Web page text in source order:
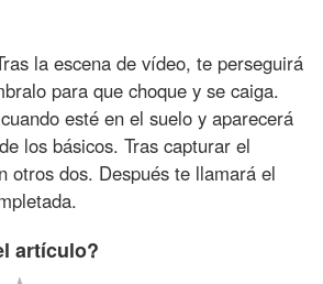
la escena de vídeo, te perseguirá
para que choque y se caiga.
esté en el suelo y aparecerá
los básicos. Tras capturar el
otros dos. Después te llamará el
artículo?